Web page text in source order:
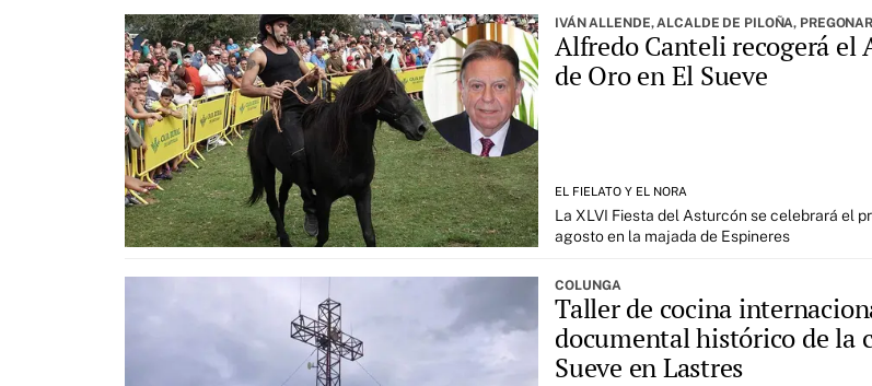
IVÁN ALLENDE, ALCALDE DE PILOÑA,
Alfredo Canteli recogerá el
de Oro en El Sueve
EL FIELATO Y EL NORA
La XLVI Fiesta del Asturcón se celebrará el
agosto en la majada de Espineres
COLUNGA
Taller de cocina
documental histórico de la
Sueve en Lastres